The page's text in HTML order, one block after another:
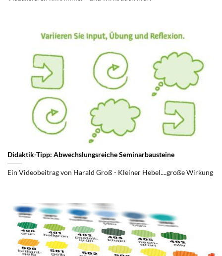
Didaktik-Tipp: Abwechslungsreiche Seminarbausteine
Ein Videobeitrag von Harald Groß - Kleiner Hebel....große Wirkung